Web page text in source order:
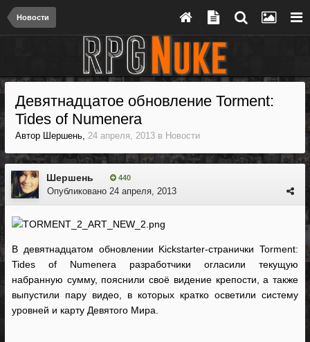
Новости
Девятнадцатое обновление Torment:
Tides of Numenera
Автор Шершень, 24 апреля, 2013 в Новости
Шершень 440
Опубликовано 24 апреля, 2013
В девятнадцатом обновлении Kickstarter-странички Torment:
Tides of Numenera разработчики огласили текущую
набранную сумму, пояснили своё видение крепости, а также
выпустили пару видео, в которых кратко осветили систему
уровней и карту Девятого Мира.